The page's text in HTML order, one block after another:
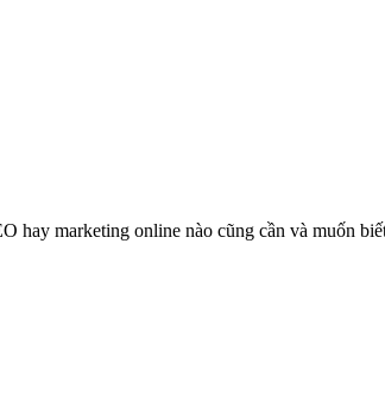
hay marketing online nào cũng cần và muốn